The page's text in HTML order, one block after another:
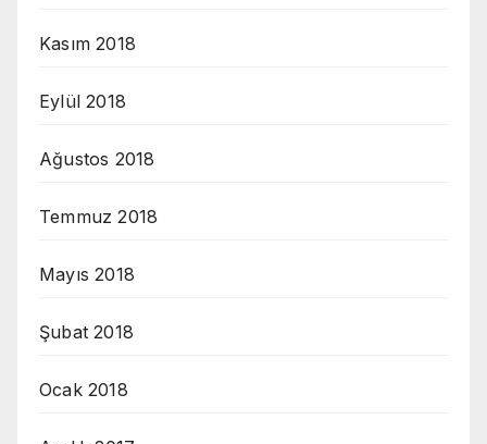
Kasım 2018
Eylül 2018
Ağustos 2018
Temmuz 2018
Mayıs 2018
Şubat 2018
Ocak 2018